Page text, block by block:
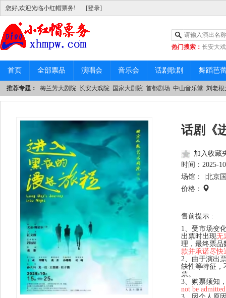
您好,欢迎光临小红帽票务! [登录]
热门搜索： 长安大
|中山音乐堂
首页 全部票品 演唱会 音乐会 话剧歌剧 舞蹈芭
推荐专题： 梅兰芳大剧院 长安大戏院 国家大剧院 首都剧场 中山音乐堂 刘老根
话剧《
加入收藏
时间： 2025-
场馆： | 北京
价格：
售前提示 :
1、受市场变
出票时出现无
理，最终票品
款并承诺尽快
2、由于演出
缺性等特征，
票。
3、购票须知
not be